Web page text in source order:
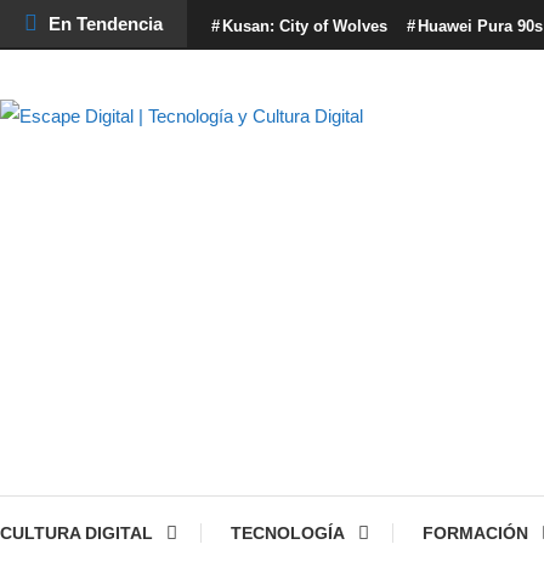
Skip
To
En Tendencia Kusan: City of Wolves Huawei Pura
CULTURA DIGITAL TECNOLOGÍA FORMACIÓN